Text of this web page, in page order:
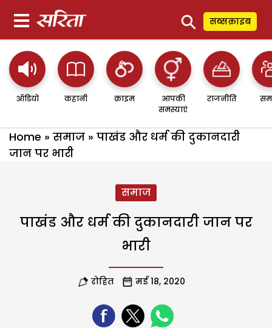
⚲ सब्सक्राइब
ऑडियो कहानी क्राइम
आपकी
समस्याएं
राजनीति
Home » समाज » पाखंड और धर्म की दुकानदारी
जान पर भारी
समाज
पाखंड और धर्म की दुकानदारी जान पर
भारी
रोहित मई 18, 2020